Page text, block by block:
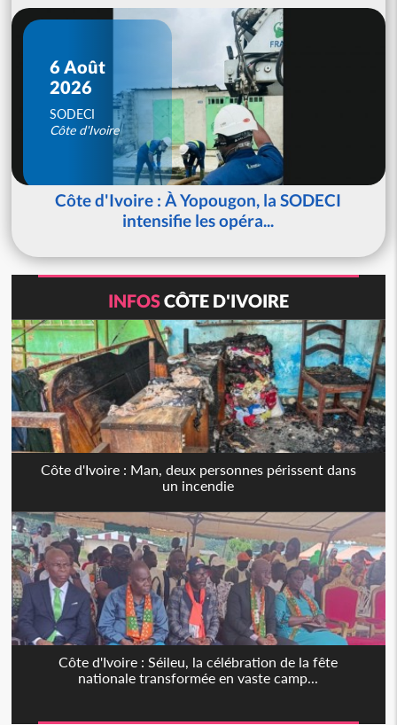
6 Août
2026
SODECI
Côte d'Ivoire
Côte d'Ivoire : À Yopougon, la SODECI
intensifie les opéra...
INFOSCÔTE D'IVOIRE
Côte d'Ivoire : Man, deux personnes périssent dans
un incendie
Côte d'Ivoire : Séileu, la célébration de la fête
nationale transformée en vaste camp...